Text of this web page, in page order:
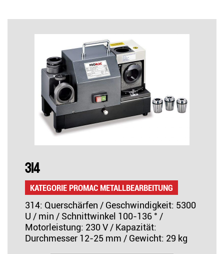
314
KATEGORIE PROMAC METALLBEARBEITUNG
314: Querschärfen / Geschwindigkeit: 5300
U / min / Schnittwinkel 100-136 ° /
Motorleistung: 230 V / Kapazität:
Durchmesser 12-25 mm / Gewicht: 29 kg